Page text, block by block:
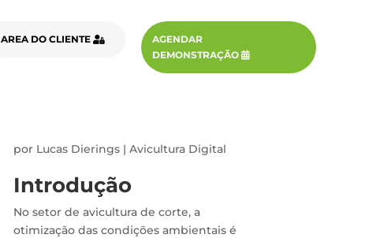
AREA DO CLIENTE
AGENDAR
DEMONSTRAÇÃO
por Lucas Dierings| Avicultura Digital
Introdução
No setor de avicultura de corte, a
otimização das condições ambientais é